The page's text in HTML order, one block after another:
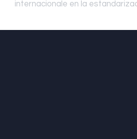
internacionale en la